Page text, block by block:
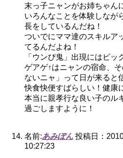
末っ子ニャンがお姉ちゃん
いろんなことを体験しなが
長をしているんだね！
ついでにママ達のスキルア
てるんだよね！
「ウンぴ鬼」出現にはビ
ゲアゲ↑はニャンの宿命、
ないニャ」って日が来ると
快食快便すばらしい！健康
本当に親孝行な良い子のル
過ごしますように！
名前:あみぽん 投稿日：
10:27:23